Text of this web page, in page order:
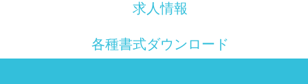
求人情報
各種書式ダウンロード